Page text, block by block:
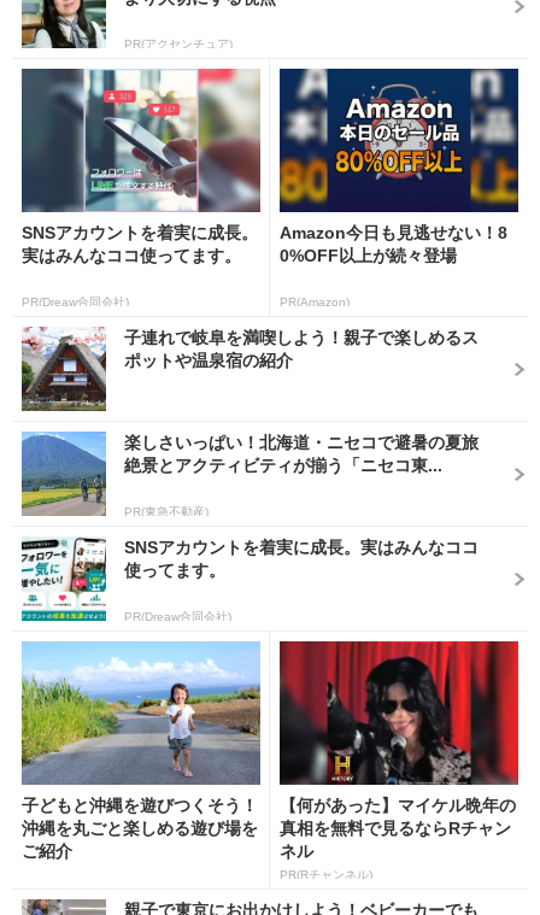
PR(アクセンチュア)
SNSアカウントを着実に成長。
実はみんなココ使ってます。
PR(Dreaw合同会社)
Amazon今日も見逃せない！8
0%OFF以上が続々登場
PR(Amazon)
子連れで岐阜を満喫しよう！親子で楽しめるス
ポットや温泉宿の紹介
楽しさいっぱい！北海道・ニセコで避暑の夏旅
絶景とアクティビティが揃う「ニセコ東...
PR(東急不動産)
SNSアカウントを着実に成長。実はみんなココ
使ってます。
PR(Dreaw合同会社)
子どもと沖縄を遊びつくそう！
沖縄を丸ごと楽しめる遊び場を
ご紹介
【何があった】マイケル晩年の
真相を無料で見るならRチャン
ネル
PR(Rチャンネル)
親子で東京にお出かけしよう！ベビーカーでも